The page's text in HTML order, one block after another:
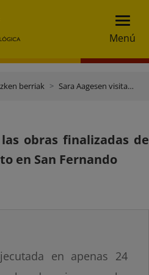
Menú
berriak Sara Aagesen visita las obras finalizadas de la playa de Camposoto en San Fernando
obras finalizadas de
en San Fernando
en apenas 24